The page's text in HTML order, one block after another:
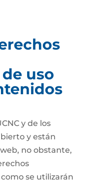
uso
y de los
y están
no obstante,
se utilizarán